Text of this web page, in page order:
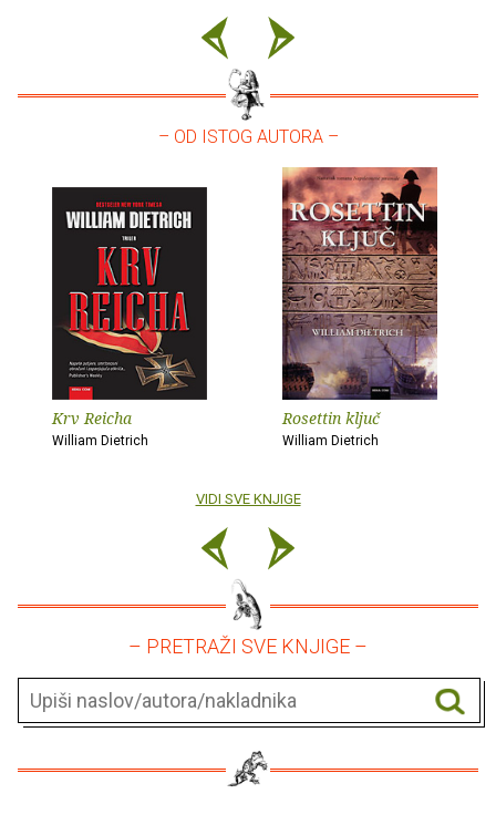
– OD ISTOG AUTORA –
Krv Reicha
William Dietrich
Rosettin ključ
William Dietrich
VIDI SVE KNJIGE
– PRETRAŽI SVE KNJIGE –